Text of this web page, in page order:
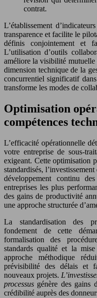
contrat.
L’établissement
transparence et facilite le
définis conjointement et
L’utilisation d’outils
améliore la visibilité
dimension technique de la
concurrentiel significatif
transforme les modes de
Optimisation
compétences
L’efficacité opérationnelle
votre entreprise de sous-
exigeant. Cette optimisation
standardisés,
développement continu
entreprises les plus
des gains de productivité
une approche structurée
La standardisation des
fondement de cette
formalisation des
standards qualité et la
approche méthodique
prévisibilité des délais et
nouveaux projets.
processus génère des gains
crédibilité auprès des